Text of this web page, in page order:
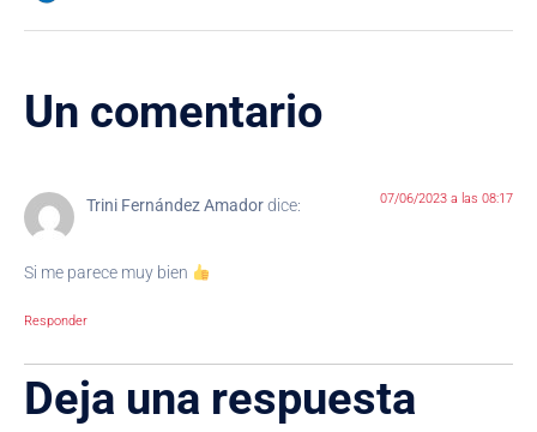
Un comentario
Trini Fernández Amadordice: 07/06/2023 a las 08:17
Si me parece muy bien
Responder
Deja una respuesta